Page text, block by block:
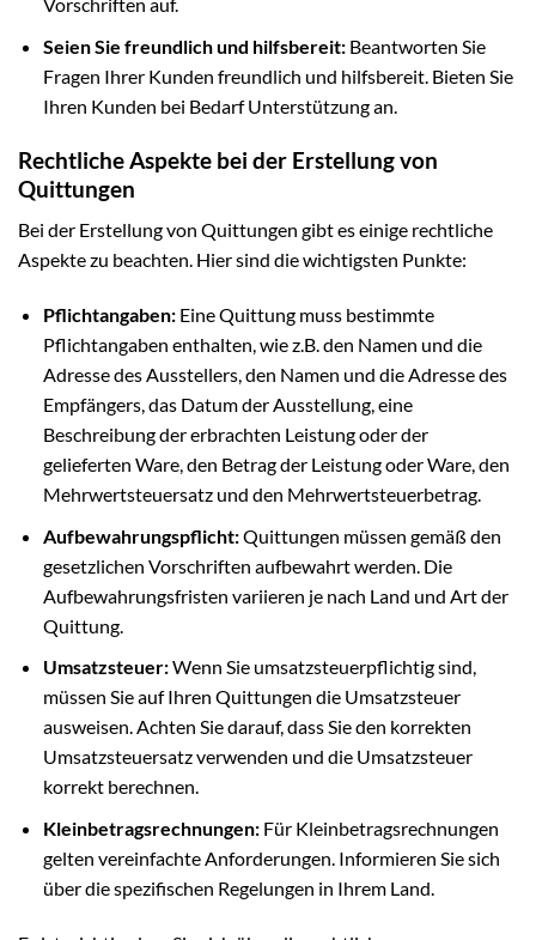
Vorschriften auf.
Seien Sie freundlich und hilfsbereit:Beantworten Sie
Fragen Ihrer Kunden freundlich und hilfsbereit. Bieten Sie
Ihren Kunden bei Bedarf Unterstützung an.
Rechtliche Aspekte bei der Erstellung von
Quittungen
Bei der Erstellung von Quittungen gibt es einige rechtliche
Aspekte zu beachten. Hier sind die wichtigsten Punkte:
Pflichtangaben:Eine Quittung muss bestimmte
Pflichtangaben enthalten, wie z.B. den Namen und die
Adresse des Ausstellers, den Namen und die Adresse des
Empfängers, das Datum der Ausstellung, eine
Beschreibung der erbrachten Leistung oder der
gelieferten Ware, den Betrag der Leistung oder Ware, den
Mehrwertsteuersatz und den Mehrwertsteuerbetrag.
Aufbewahrungspflicht:Quittungen müssen gemäß den
gesetzlichen Vorschriften aufbewahrt werden. Die
Aufbewahrungsfristen variieren je nach Land und Art der
Quittung.
Umsatzsteuer:Wenn Sie umsatzsteuerpflichtig sind,
müssen Sie auf Ihren Quittungen die Umsatzsteuer
ausweisen. Achten Sie darauf, dass Sie den korrekten
Umsatzsteuersatz verwenden und die Umsatzsteuer
korrekt berechnen.
Kleinbetragsrechnungen:Für Kleinbetragsrechnungen
gelten vereinfachte Anforderungen. Informieren Sie sich
über die spezifischen Regelungen in Ihrem Land.